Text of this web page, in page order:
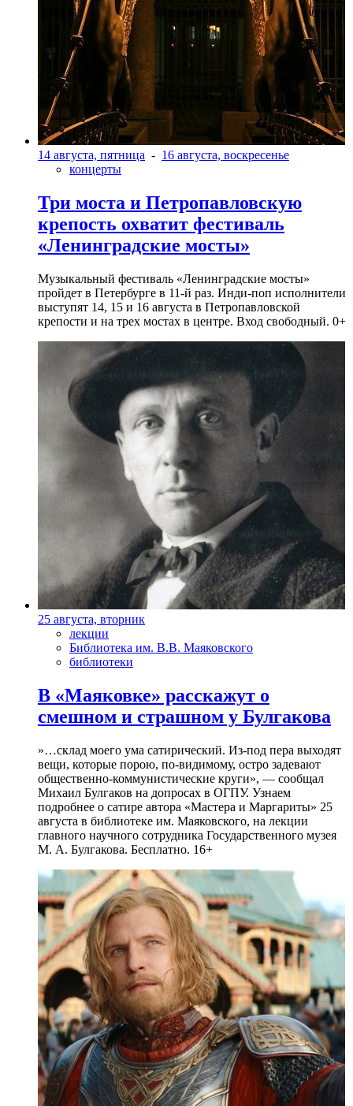
14 августа, пятница - 16 августа, воскресенье
концерты
Три моста и Петропавловскую
крепость охватит фестиваль
«Ленинградские мосты»
Музыкальный фестиваль «Ленинградские мосты»
пройдет в Петербурге в 11-й раз. Инди-поп исполнители
выступят 14, 15 и 16 августа в Петропавловской
крепости и на трех мостах в центре. Вход свободный. 0+
25 августа, вторник
лекции
Библиотека им. В.В. Маяковского
библиотеки
В «Маяковке» расскажут о
смешном и страшном у Булгакова
»…склад моего ума сатирический. Из-под пера выходят
вещи, которые порою, по-видимому, остро задевают
общественно-коммунистические круги», — сообщал
Михаил Булгаков на допросах в ОГПУ. Узнаем
подробнее о сатире автора «Мастера и Маргариты» 25
августа в библиотеке им. Маяковского, на лекции
главного научного сотрудника Государственного музея
М. А. Булгакова. Бесплатно. 16+